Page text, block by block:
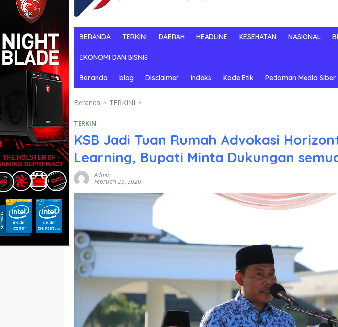
BERANDA TERKINI DAERAH HEADLINE KESEHATAN NASIONAL
EKONOMI DAN BISNIS
Beranda blog Disclaimer Indeks Kode Etik Pedoman Media Siber
Beranda TERKINI
TERKINI
KSB Jadi Tuan Rumah Advokasi
Learning, Bupati Minta Dukungan
Admin
Februari 25, 2020